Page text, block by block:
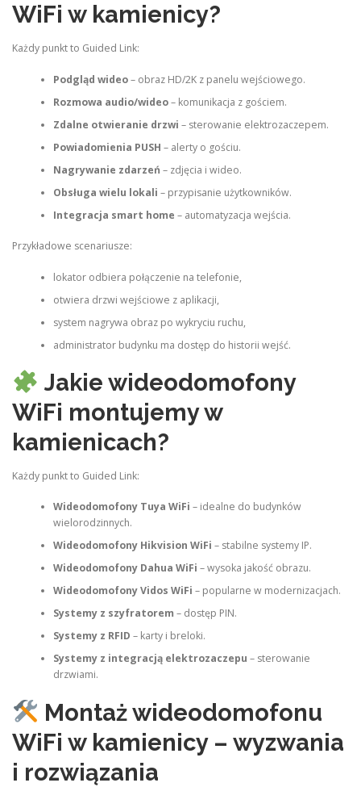
WiFi w kamienicy?
Każdy punkt to Guided Link:
Podgląd wideo– obraz HD/2K z panelu wejściowego.
Rozmowa audio/wideo– komunikacja z gościem.
Zdalne otwieranie drzwi – sterowanie elektrozaczepem.
Powiadomienia PUSH – alerty o gościu.
Nagrywanie zdarzeń – zdjęcia i wideo.
Obsługa wielu lokali – przypisanie użytkowników.
Integracja smart home – automatyzacja wejścia.
Przykładowe scenariusze:
lokator odbiera połączenie na telefonie,
otwiera drzwi wejściowe z aplikacji,
system nagrywa obraz po wykryciu ruchu,
administrator budynku ma dostęp do historii wejść.
Jakie wideodomofony
WiFi montujemy w
kamienicach?
Każdy punkt to Guided Link:
Wideodomofony Tuya WiFi – idealne do budynków
wielorodzinnych.
Wideodomofony Hikvision WiFi – stabilne systemy IP.
Wideodomofony Dahua WiFi – wysoka jakość obrazu.
Wideodomofony Vidos WiFi – popularne w modernizacjach.
Systemy z szyfratorem – dostęp PIN.
Systemy z RFID – karty i breloki.
Systemy z integracją elektrozaczepu – sterowanie
drzwiami.
Montaż wideodomofonu
WiFi w kamienicy – wyzwania
i rozwiązania